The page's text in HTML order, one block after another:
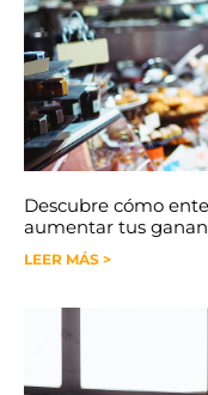
Descubre cómo
aumentar tus
LEER MÁS >